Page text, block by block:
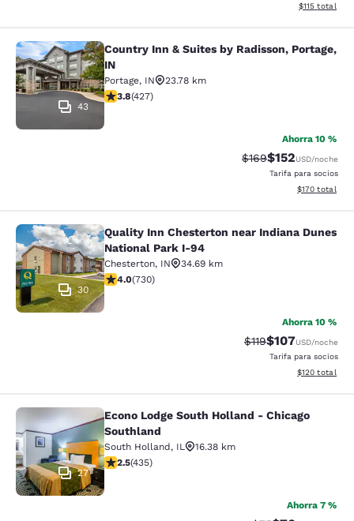
Ver detalles
$115 total
Country Inn & Suites by Radisson,
43
Country Inn & Suites by Radisson, Portage,
IN
Portage, IN
23.78 km
Calificación de 3.78 estrellas. Bueno. 427 reseñas
3.8(427)
Ahorra 10 %
Tarifa tachada:
$169Tarifa reducida:
$152USD/noche
Tarifa para socios
Ver detalles
$170 total
Quality Inn Chesterton near
30
Quality Inn Chesterton near Indiana Dunes
National Park I-94
Chesterton, IN
34.69 km
Calificación de 4.04 estrellas. Muy bueno. 730 reseñas
4.0(730)
Ahorra 10 %
Tarifa tachada:
$119Tarifa reducida:
$107USD/noche
Tarifa para socios
Ver detalles
$120 total
Econo Lodge South Holland -
27
Econo Lodge South Holland - Chicago
Southland
South Holland, IL
16.38 km
Calificación de 2.47 estrellas. Razonable. 435 reseñas
2.5(435)
Ahorra 7 %